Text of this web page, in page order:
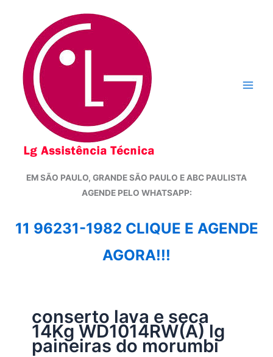
conteúdo
EM SÃO PAULO, GRANDE SÃO PAULO E ABC PAULISTA
AGENDE PELO WHATSAPP:
11 96231-1982 CLIQUE E AGENDE
AGORA!!!
conserto lava e seca
14Kg WD1014RW(A) lg
paineiras do morumbi